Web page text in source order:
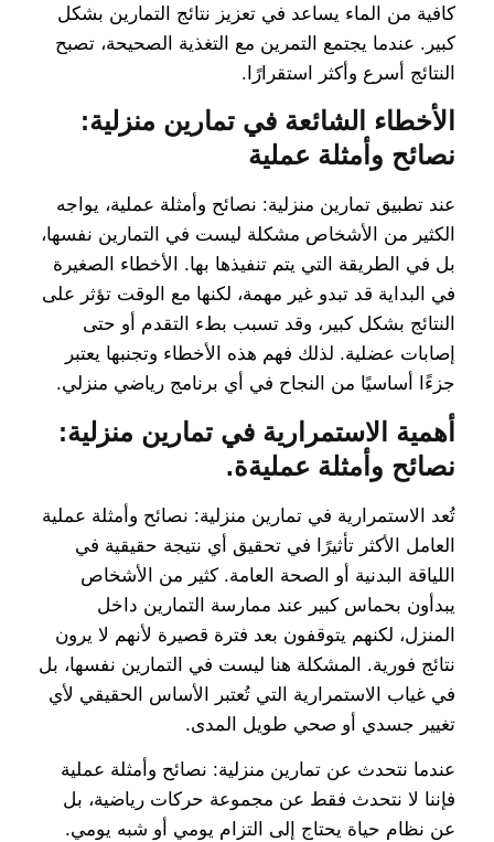
كافية من الماء يساعد في تعزيز نتائج التمارين بشكل
كبير. عندما يجتمع التمرين مع التغذية الصحيحة، تصبح
النتائج أسرع وأكثر استقرارًا.
الأخطاء الشائعة في تمارين منزلية:
نصائح وأمثلة عملية
عند تطبيق تمارين منزلية: نصائح وأمثلة عملية، يواجه
الكثير من الأشخاص مشكلة ليست في التمارين نفسها،
بل في الطريقة التي يتم تنفيذها بها. الأخطاء الصغيرة
في البداية قد تبدو غير مهمة، لكنها مع الوقت تؤثر على
النتائج بشكل كبير، وقد تسبب بطء التقدم أو حتى
إصابات عضلية. لذلك فهم هذه الأخطاء وتجنبها يعتبر
جزءًا أساسيًا من النجاح في أي برنامج رياضي منزلي.
أهمية الاستمرارية في تمارين منزلية:
نصائح وأمثلة عمليةة.
تُعد الاستمرارية في تمارين منزلية: نصائح وأمثلة عملية
العامل الأكثر تأثيرًا في تحقيق أي نتيجة حقيقية في
اللياقة البدنية أو الصحة العامة. كثير من الأشخاص
يبدأون بحماس كبير عند ممارسة التمارين داخل
المنزل، لكنهم يتوقفون بعد فترة قصيرة لأنهم لا يرون
نتائج فورية. المشكلة هنا ليست في التمارين نفسها، بل
في غياب الاستمرارية التي تُعتبر الأساس الحقيقي لأي
تغيير جسدي أو صحي طويل المدى.
عندما نتحدث عن تمارين منزلية: نصائح وأمثلة عملية
فإننا لا نتحدث فقط عن مجموعة حركات رياضية، بل
عن نظام حياة يحتاج إلى التزام يومي أو شبه يومي.